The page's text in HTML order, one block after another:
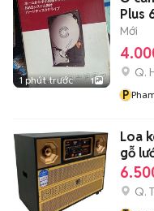
1 phút trước 1
Plus
Mới
Q.
P
Loa
gỗ
Q.